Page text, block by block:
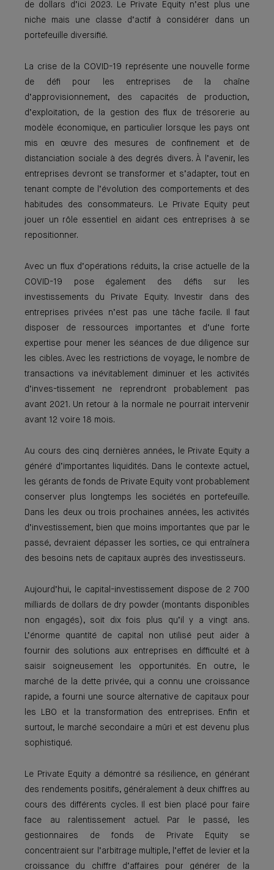
de dollars d’ici 2023. Le Private Equity n’est plus une
niche mais une classe d’actif à considérer dans un
portefeuille diversifié.
La crise de la COVID-19 représente une nouvelle forme
de défi pour les entreprises de la chaîne
d’approvisionnement, des capacités de production,
d’exploitation, de la gestion des flux de trésorerie au
modèle économique, en particulier lorsque les pays ont
mis en œuvre des mesures de confinement et de
distanciation sociale à des degrés divers. À l’avenir, les
entrepri­ses devront se transformer et s’adapter, tout en
tenant compte de l’évolution des com­portements et des
habitudes des consom­mateurs. Le Private Equity peut
jouer un rôle essentiel en aidant ces entreprises à se
repositionner.
Avec un flux d’opérations réduits, la crise actuelle de la
COVID-19 pose également des défis sur les
investissements du Private Equity. Investir dans des
entreprises privées n’est pas une tâche facile. Il faut
disposer de ressources importantes et d’une forte
exper­tise pour mener les séances de due dili­gence sur
les cibles. Avec les restrictions de voyage, le nombre de
transactions va inévi­tablement diminuer et les activités
d’inves-tissement ne reprendront probablement pas
avant 2021. Un retour à la normale ne pour­rait intervenir
avant 12 voire 18 mois.
Au cours des cinq dernières années, le Private Equity a
généré d’importantes liqui­dités. Dans le contexte actuel,
les gérants de fonds de Private Equity vont probable­ment
conserver plus longtemps les socié­tés en portefeuille.
Dans les deux ou trois prochaines années, les activités
d’investissement, bien que moins importantes que par le
passé, devraient dépasser les sorties, ce qui entraînera
des besoins nets de capi­taux auprès des investisseurs.
Aujourd’hui, le capital-investissement dis­pose de 2 700
milliards de dollars de dry powder (montants disponibles
non engagés), soit dix fois plus qu’il y a vingt ans.
L’énorme quantité de capital non utilisé peut aider à
fournir des solutions aux entre­prises en difficulté et à
saisir soigneuse­ment les opportunités. En outre, le
marché de la dette privée, qui a connu une crois­sance
rapide, a fourni une source alterna­tive de capitaux pour
les LBO et la transfor­mation des entreprises. Enfin et
surtout, le marché secondaire a mûri et est devenu plus
sophistiqué.
Le Private Equity a démontré sa résilience, en générant
des rendements positifs, généralement à deux chiffres au
cours des diffé­rents cycles. Il est bien placé pour faire
face au ralentissement actuel. Par le passé, les
gestionnaires de fonds de Private Equity se
concentraient sur l’arbitrage multiple, l’effet de levier et la
croissance du chiffre d’affaires pour générer de la